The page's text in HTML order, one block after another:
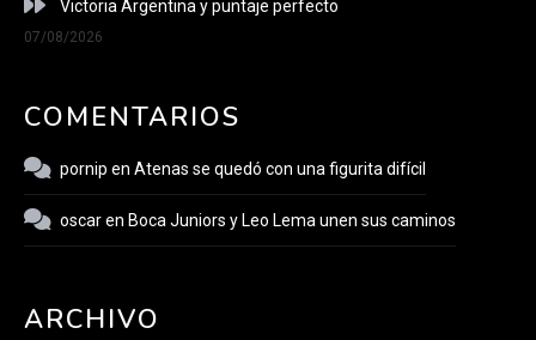
Victoria Argentina y puntaje perfecto
07/08/2026
COMENTARIOS
pornip en Atenas se quedó con una figurita difícil
oscaren Boca Juniors y Leo Lema unen sus caminos
ARCHIVO